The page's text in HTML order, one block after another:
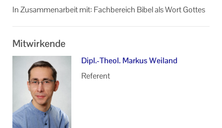
In Zu­sam­men­ar­beit mit: Fach­be­reich Bibel als Wort Got­tes
Mitwirkende
Dipl.-Theol. Markus Weiland
Referent